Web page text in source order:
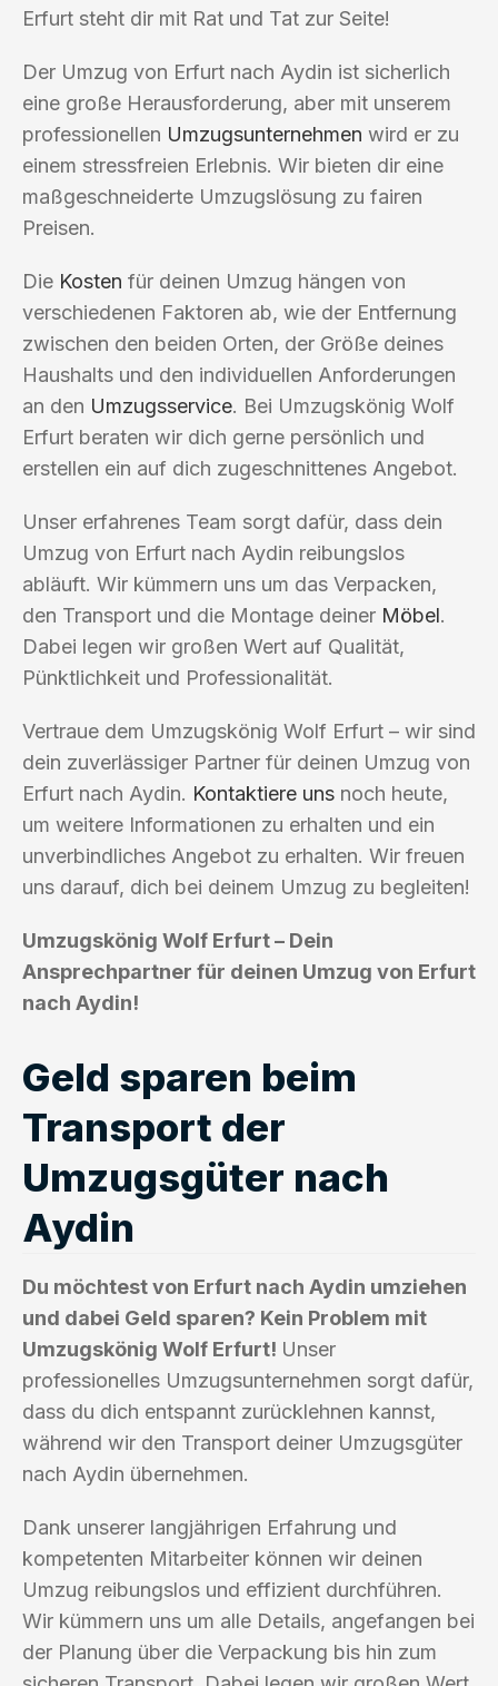
Erfurt steht dir mit Rat und Tat zur Seite!
Der Umzug von Erfurt nach Aydin ist sicherlich
eine große Herausforderung, aber mit unserem
professionellen Umzugsunternehmen wird er zu
einem stressfreien Erlebnis. Wir bieten dir eine
maßgeschneiderte Umzugslösung zu fairen
Preisen.
Die Kosten für deinen Umzug hängen von
verschiedenen Faktoren ab, wie der Entfernung
zwischen den beiden Orten, der Größe deines
Haushalts und den individuellen Anforderungen
an den Umzugsservice. Bei Umzugskönig Wolf
Erfurt beraten wir dich gerne persönlich und
erstellen ein auf dich zugeschnittenes Angebot.
Unser erfahrenes Team sorgt dafür, dass dein
Umzug von Erfurt nach Aydin reibungslos
abläuft. Wir kümmern uns um das Verpacken,
den Transport und die Montage deiner Möbel.
Dabei legen wir großen Wert auf Qualität,
Pünktlichkeit und Professionalität.
Vertraue dem Umzugskönig Wolf Erfurt – wir sind
dein zuverlässiger Partner für deinen Umzug von
Erfurt nach Aydin. Kontaktiere uns noch heute,
um weitere Informationen zu erhalten und ein
unverbindliches Angebot zu erhalten. Wir freuen
uns darauf, dich bei deinem Umzug zu begleiten!
Umzugskönig Wolf Erfurt – Dein
Ansprechpartner für deinen Umzug von Erfurt
nach Aydin!
Geld sparen beim
Transport der
Umzugsgüter nach
Aydin
Du möchtest von Erfurt nach Aydin umziehen
und dabei Geld sparen? Kein Problem mit
Umzugskönig Wolf Erfurt! Unser
professionelles Umzugsunternehmen sorgt dafür,
dass du dich entspannt zurücklehnen kannst,
während wir den Transport deiner Umzugsgüter
nach Aydin übernehmen.
Dank unserer langjährigen Erfahrung und
kompetenten Mitarbeiter können wir deinen
Umzug reibungslos und effizient durchführen.
Wir kümmern uns um alle Details, angefangen bei
der Planung über die Verpackung bis hin zum